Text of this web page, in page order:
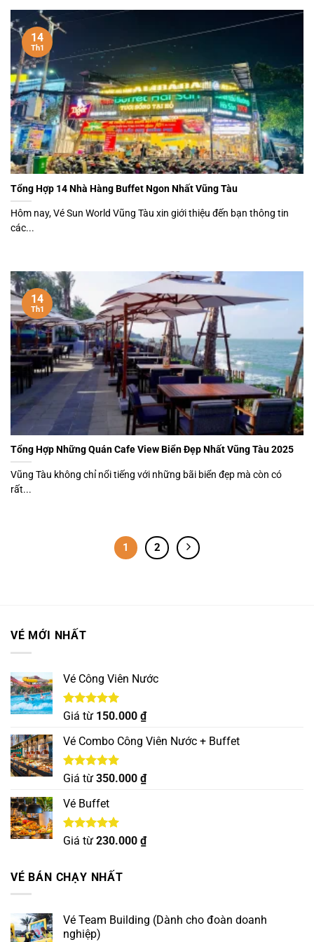
Tổng Hợp 14 Nhà Hàng Buffet Ngon Nhất Vũng Tàu
Hôm nay, Vé Sun World Vũng Tàu xin giới thiệu đến bạn thông tin
các...
14
Th1
Tổng Hợp Những Quán Cafe View Biển Đẹp Nhất Vũng Tàu 2025
Vũng Tàu không chỉ nổi tiếng với những bãi biển đẹp mà còn có
rất...
14
Th1
1 2
VÉ MỚI NHẤT
Vé Công Viên Nước
Được xếp
5 sao
Giá từ 150.000 ₫
Vé Combo Công Viên Nước + Buffet
Được xếp
5 sao
Giá từ 350.000 ₫
Vé Buffet
Được xếp
Giá từ 230.000 ₫
VÉ BÁN CHẠY NHẤT
Vé Team Building (Dành cho đoàn doanh
nghiệp)